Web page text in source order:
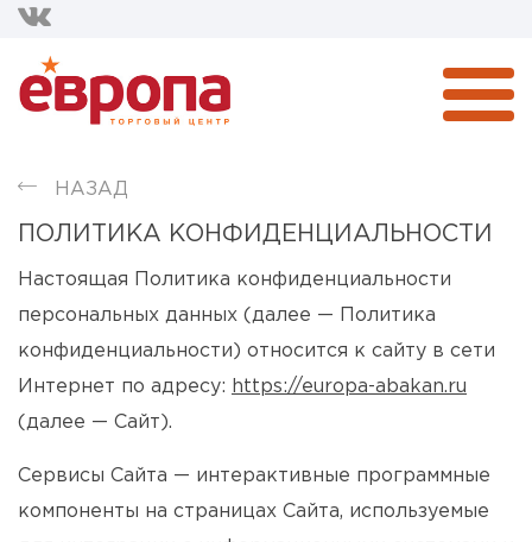
НАЗАД
ПОЛИТИКА КОНФИДЕНЦИАЛЬНОСТИ
Настоящая Политика конфиденциальности
персональных данных (далее — Политика
конфиденциальности) относится к сайту в сети
Интернет по адресу: https://europa-abakan.ru
(далее — Сайт).
Сервисы Сайта — интерактивные программные
компоненты на страницах Сайта, используемые